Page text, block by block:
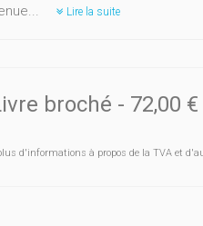
Lire la suite
broché - 72,00 €
d'informations à propos de la TVA et